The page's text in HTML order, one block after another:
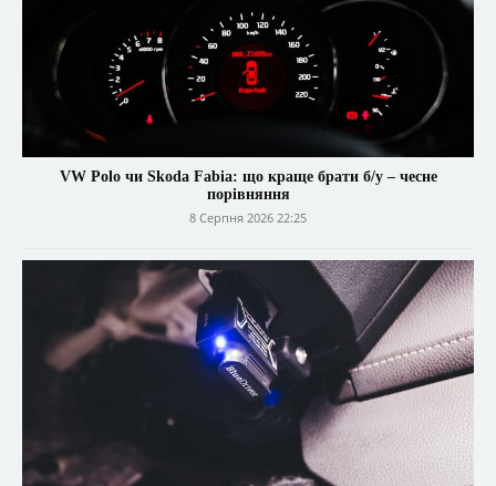
VW Polo чи Skoda Fabia: що краще брати б/у – чесне
порівняння
8 Серпня 2026 22:25